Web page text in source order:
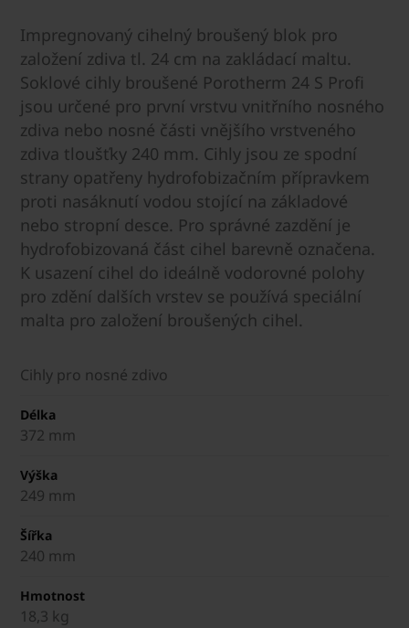
Impregnovaný cihelný broušený blok pro
založení zdiva tl. 24 cm na zakládací maltu.
Soklové cihly broušené Porotherm 24 S Profi
jsou určené pro první vrstvu vnitřního nosného
zdiva nebo nosné části vnějšího vrstveného
zdiva tloušťky 240 mm. Cihly jsou ze spodní
strany opatřeny hydrofobizačním přípravkem
proti nasáknutí vodou stojící na základové
nebo stropní desce. Pro správné zazdění je
hydrofobizovaná část cihel barevně označena.
K usazení cihel do ideálně vodorovné polohy
pro zdění dalších vrstev se používá speciální
malta pro založení broušených cihel.
Cihly pro nosné zdivo
Délka
372 mm
Výška
249 mm
Šířka
240 mm
Hmotnost
18,3 kg